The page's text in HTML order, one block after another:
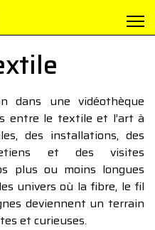
dans une vidéothèque
entre le textile et l’art à
des installations, des
et des visites
plus ou moins longues
univers où la fibre, le fil
deviennent un terrain
et curieuses.